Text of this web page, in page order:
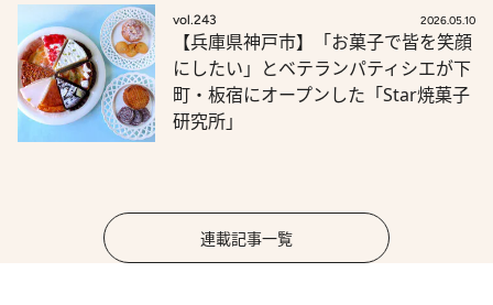
vol.243 2026.05.10
【兵庫県神戸市】「お菓子で皆を笑顔
にしたい」とベテランパティシエが下
町・板宿にオープンした「Star焼菓子
研究所」
連載記事一覧